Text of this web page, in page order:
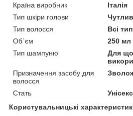
Країна виробник
Італія
Тип шкіри голови
Тип волосся
Всі
Об`єм
250 мл
Тип шампуню
Для
Призначення засобу для
волосся
Стать
Унісекс
Користувальницькі